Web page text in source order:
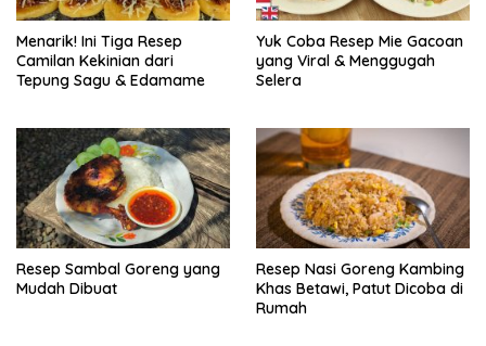
Menarik! Ini Tiga Resep
Camilan Kekinian dari
Tepung Sagu & Edamame
Yuk Coba Resep Mie Gacoan
yang Viral & Menggugah
Selera
Resep Sambal Goreng yang
Mudah Dibuat
Resep Nasi Goreng Kambing
Khas Betawi, Patut Dicoba di
Rumah